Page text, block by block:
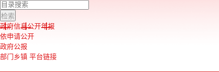
政府信息公开年报
依申请公开
政府公报
部门乡镇 平台链接